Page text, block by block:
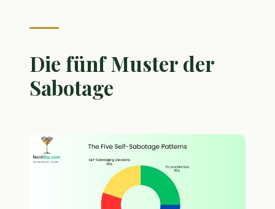
Die fünf Muster der
Sabotage